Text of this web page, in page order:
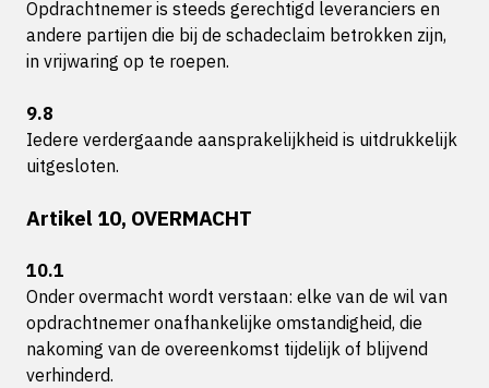
Opdrachtnemer is steeds gerechtigd leveranciers en
andere partijen die bij de schadeclaim betrokken zijn,
in vrijwaring op te roepen.
9.8
Iedere verdergaande aansprakelijkheid is uitdrukkelijk
uitgesloten.
Artikel 10, OVERMACHT
10.1
Onder overmacht wordt verstaan: elke van de wil van
opdrachtnemer onafhankelijke omstandigheid, die
nakoming van de overeenkomst tijdelijk of blijvend
verhinderd.